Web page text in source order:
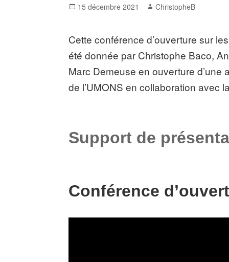
Posted
15 décembre 2021 Author
ChristopheB
Cette conférence d’ouverture sur
été donnée par Christophe Baco,
Marc Demeuse en ouverture d’une
de l’UMONS en collaboration avec
Support de
Conférence